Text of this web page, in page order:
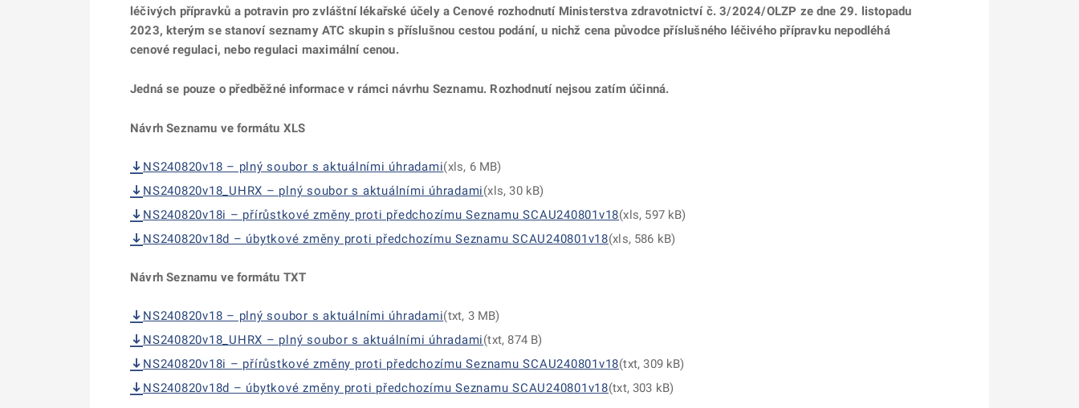
léčivých přípravků a potravin pro zvláštní lékařské účely a Cenové rozhodnutí Ministerstva zdravotnictví č. 3/2024/OLZP ze dne 29. listopadu
2023, kterým se stanoví seznamy ATC skupin s příslušnou cestou podání, u nichž cena původce příslušného léčivého přípravku nepodléhá
cenové regulaci, nebo regulaci maximální cenou.
Jedná se pouze o předběžné informace v rámci návrhu Seznamu. Rozhodnutí nejsou zatím účinná.
Návrh Seznamu ve formátu XLS
NS240820v18 – plný soubor s aktuálními úhradami(xls, 6 MB)
NS240820v18_UHRX – plný soubor s aktuálními úhradami(xls, 30 kB)
NS240820v18i – přírůstkové změny proti předchozímu Seznamu SCAU240801v18(xls, 597 kB)
NS240820v18d – úbytkové změny proti předchozímu Seznamu SCAU240801v18(xls, 586 kB)
Návrh Seznamu ve formátu TXT
NS240820v18 – plný soubor s aktuálními úhradami(txt, 3 MB)
NS240820v18_UHRX – plný soubor s aktuálními úhradami(txt, 874 B)
NS240820v18i – přírůstkové změny proti předchozímu Seznamu SCAU240801v18(txt, 309 kB)
NS240820v18d – úbytkové změny proti předchozímu Seznamu SCAU240801v18(txt, 303 kB)